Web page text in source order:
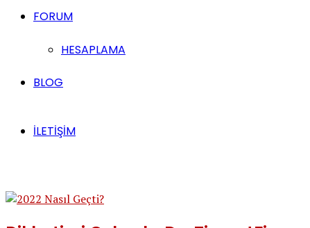
FORUM
HESAPLAMA
BLOG
İLETİŞİM